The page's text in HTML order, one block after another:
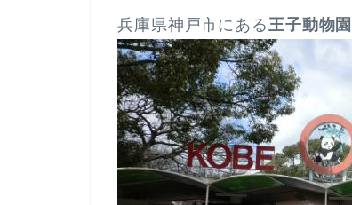
兵庫県神戸市にある王子動物園